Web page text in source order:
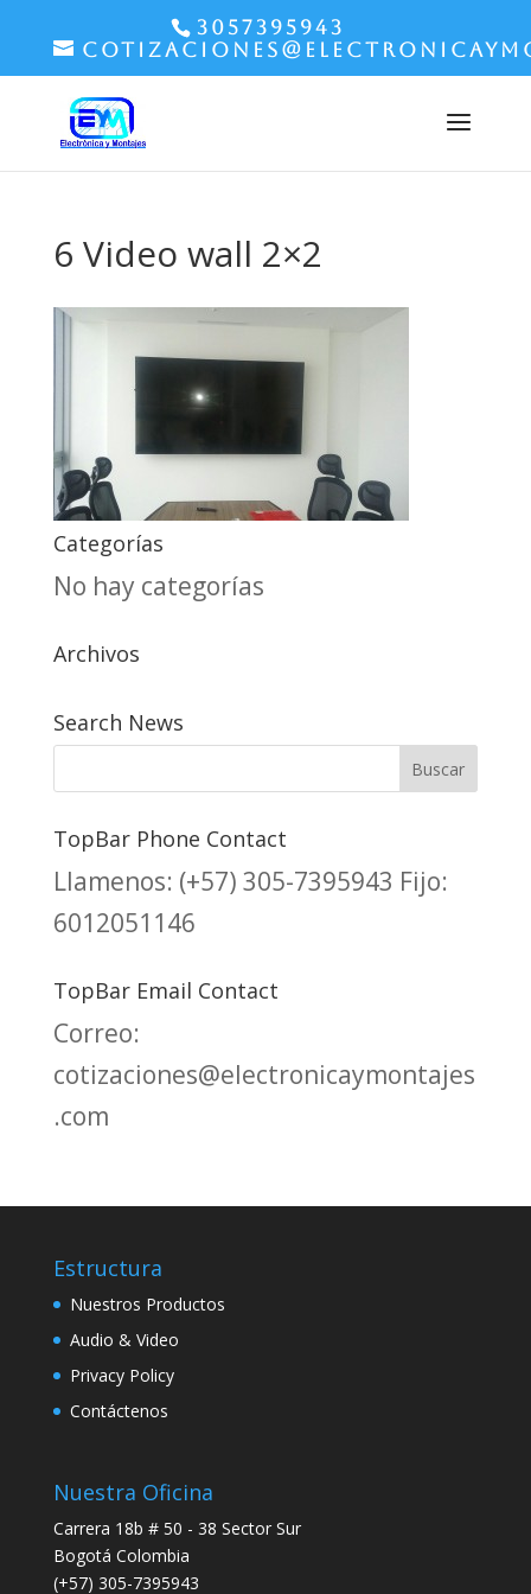
3057395943
6 Video wall 2×2
Categorías
No hay categorías
Archivos
Search News
TopBar Phone Contact
Llamenos: (+57) 305-7395943 Fijo:
6012051146
TopBar Email Contact
Correo:
cotizaciones@electronicaymontajes
.com
Estructura
Nuestros Productos
Audio & Video
Privacy Policy
Contáctenos
Nuestra Oficina
Carrera 18b # 50 - 38 Sector Sur
Bogotá Colombia
(+57) 305-7395943